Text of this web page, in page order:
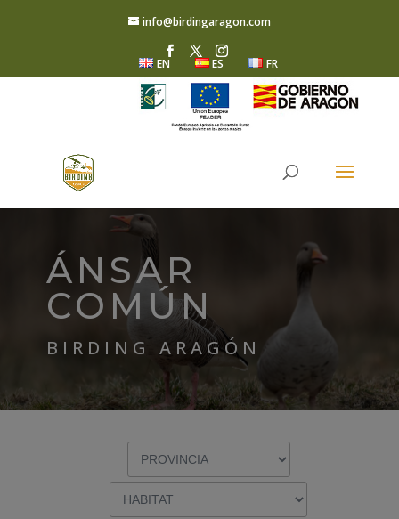
info@birdingaragon.com
EN ES FR
ÁNSAR
COMÚN
BIRDING ARAGÓN